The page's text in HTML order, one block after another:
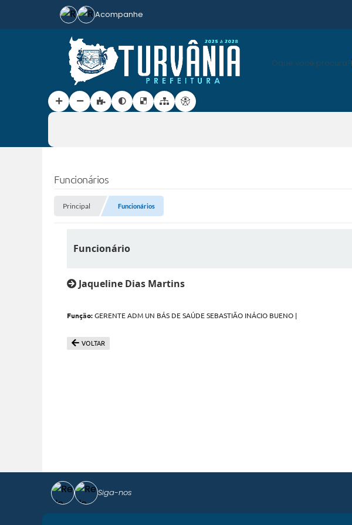
Oque você procura?
Acompanhe
Funcionários
Principal Funcionários
Funcionário
Jaqueline Dias Martins
Função:GERENTE ADM UN BÁS DE SAÚDE SEBASTIÃO INÁCIO BUENO |
VOLTAR
Siga-nos